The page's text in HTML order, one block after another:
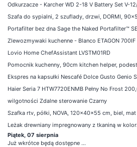
Odkurzacze - Karcher WD 2-18 V Battery Set V-
Szafa do sypialni, 2 szuflady, drzwi, DORMI,
Portafilter bez dna Sage the Naked Portafilter™
Zlewozmywaki kuchenne - Blanco ETAGON
Lovio Home ChefAssistant LVSTM01RD
Pomocnik kuchenny, 90cm kitchen helper,
Ekspres na kapsułki Nescafé Dolce Gusto Genio
Haier Seria 7 HTW7720ENMB Pełny No Frost
wilgotności Zdalne sterowanie Czarny
Szafka rtv, półki, NOVA, 120x40x55 cm, biel, mat
Leżak drewniany impregnowany z tkaniną w
Piątek, 07 sierpnia
Już wkrótce będą dostępne ...